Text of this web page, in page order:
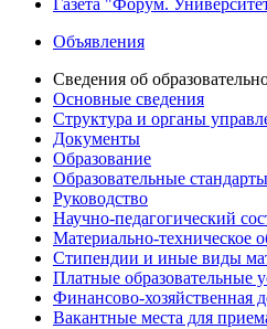
Газета "Форум.
Объявления
Сведения об
Основные сведения
Структура и органы
Документы
Образование
Образовательные
Руководство
Научно-педагогический
Материально-техническое
Стипендии и иные виды
Платные образовательные
Финансово-хозяйственная
Вакантные места для